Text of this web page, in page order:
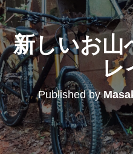
新しいお山
レ
Published by